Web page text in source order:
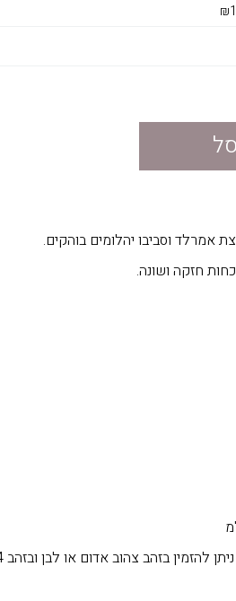
וסביבו יהלומים בוהקים.
חזקה ושונה.